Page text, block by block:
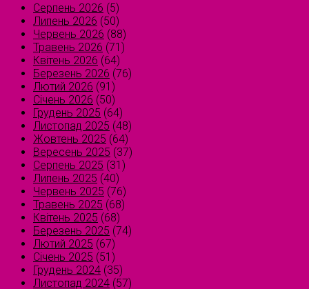
Серпень 2026 (5)
Липень 2026 (50)
Червень 2026 (88)
Травень 2026 (71)
Квітень 2026 (64)
Березень 2026 (76)
Лютий 2026 (91)
Січень 2026 (50)
Грудень 2025 (64)
Листопад 2025 (48)
Жовтень 2025 (64)
Вересень 2025 (37)
Серпень 2025 (31)
Липень 2025 (40)
Червень 2025 (76)
Травень 2025 (68)
Квітень 2025 (68)
Березень 2025 (74)
Лютий 2025 (67)
Січень 2025 (51)
Грудень 2024 (35)
Листопад 2024 (57)